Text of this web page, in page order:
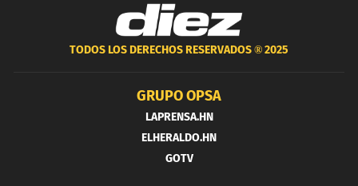
TODOS LOS DERECHOS RESERVADOS ®2025
GRUPO OPSA
LAPRENSA.HN
ELHERALDO.HN
GOTV